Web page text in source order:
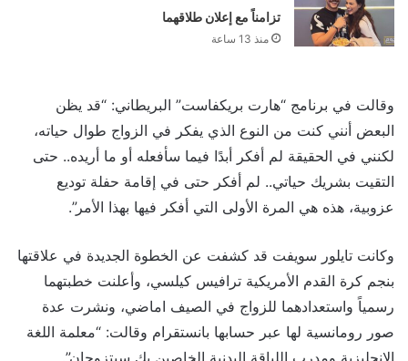
تزامناً مع إعلان طلاقهما
منذ 13 ساعة
وقالت في برنامج “هارت بريكفاست” البريطاني: “قد يظن
البعض أنني كنت من النوع الذي يفكر في الزواج طوال حياته،
لكنني في الحقيقة لم أفكر أبدًا فيما سأفعله أو ما أريده.. حتى
التقيت بشريك حياتي.. لم أفكر حتى في إقامة حفلة توديع
عزوبية، هذه هي المرة الأولى التي أفكر فيها بهذا الأمر”.
وكانت تايلور سويفت قد كشفت عن الخطوة الجديدة في علاقتها
بنجم كرة القدم الأمريكية ترافيس كيلسي، وأعلنت خطبتهما
رسمياً واستعدادهما للزواج في الصيف اماضي، ونشرت عدة
صور رومانسية لها عبر حسابها بانستقرام وقالت: “معلمة اللغة
الإنجليزية ومدرب اللياقة البدنية الخاصين بك سيتزوجان”.